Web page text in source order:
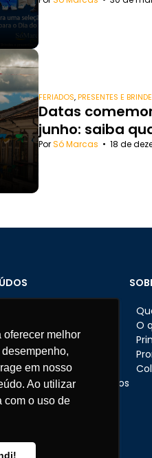
oferecer melhor
em nosso
Ao utilizar
com o uso de
FERIADOS,PRESENTES E
Datas
junho: saiba
PorSó Marcas • 18 de
ações nas empresas
corporativos
e brindes corporativos
O